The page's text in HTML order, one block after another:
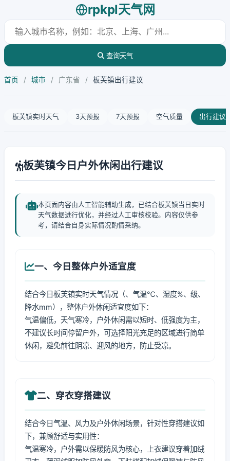
rpkpl天气网
查询天气
首页 / 城市 / 广东省 / 板芙镇出行建议
板芙镇实时天气 3天预报 7天预报 空气质量 出行建议
板芙镇今日户外休闲出行建议
本页面内容由人工智能辅助生成，已结合板芙镇当日实时
天气数据进行优化，并经过人工审核校验。内容仅供参
考，请结合自身实际情况酌情采纳。
一、今日整体户外适宜度
结合今日板芙镇实时天气情况（、气温℃、湿度%、级、
降水mm），整体户外休闲适宜度如下：
气温偏低，天气寒冷，户外休闲需以短时、低强度为主，
不建议长时间停留户外，可选择阳光充足的区域进行简单
休闲，避免前往阴凉、迎风的地方，防止受凉。
二、穿衣穿搭建议
结合今日气温、风力及户外休闲场景，针对性穿搭建议如
下，兼顾舒适与实用性：
气温寒冷，户外需以保暖防风为核心，上衣建议穿着加绒